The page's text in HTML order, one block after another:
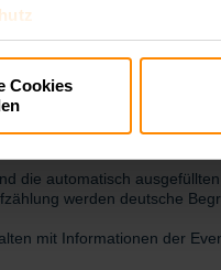
Cookies
gleichzeitig gezeigt werden.
sind.
die automatisch
werden deutsche
mit Informationen der